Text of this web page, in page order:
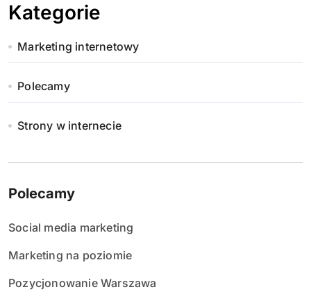
Kategorie
Marketing internetowy
Polecamy
Strony w internecie
Polecamy
Social media marketing
Marketing na poziomie
Pozycjonowanie Warszawa